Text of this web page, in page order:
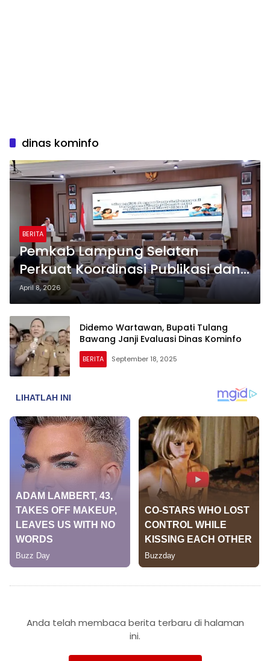
dinas kominfo
BERITA
Pemkab Lampung Selatan
Perkuat Koordinasi Publikasi dan
Layanan Digital
April 8, 2026
Didemo Wartawan, Bupati Tulang
Bawang Janji Evaluasi Dinas Kominfo
BERITA September 18, 2025
Anda telah membaca berita terbaru di halaman
ini.